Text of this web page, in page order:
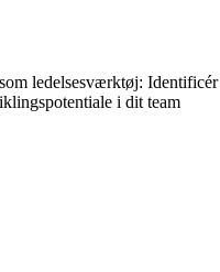
ledelsesværktøj: Identificér
i dit team